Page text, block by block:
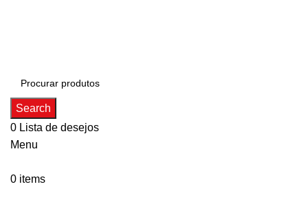
Search
0 Lista de desejos
Menu
0 items